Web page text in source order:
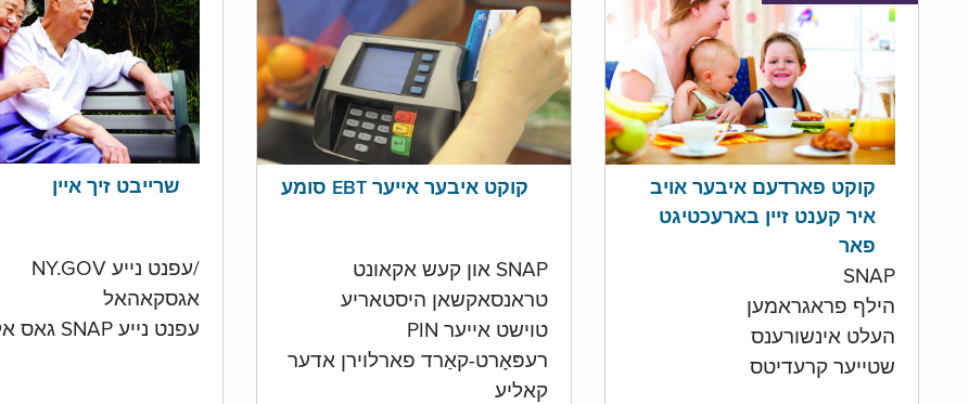
שרייבט זיך איין
/עפנט נייע NY.GOV
אגסקאהאל
עפנט נייע SNAP גאס אקאונט
קוקט איבער אייער EBT סומע
SNAP און קעש אקאונט
טראנסאקשאן היסטאריע
טוישט אייער PIN
רעפּאָרט-קאַרד פארלוירן אדער
קאליע
קוקט פארדעם איבער אויב
איר קענט זיין בארעכטיגט
פאר
SNAP
הילף פראגראמען
העלט אינשורענס
שטייער קרעדיטס